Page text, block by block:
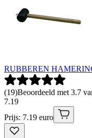
RUBBEREN
(19)Beoordeeld met 3.7
7.19
Prijs: 7.19 euro